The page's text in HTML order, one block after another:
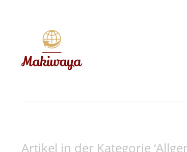
Artikel in der Kategorie ‘